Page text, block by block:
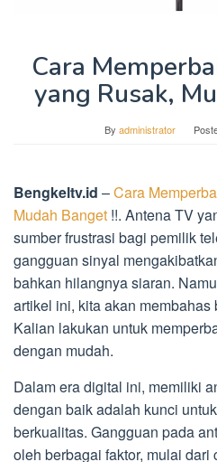
Cara
yang Rusak,
By administrator
Bengkeltv.id –Cara
Mudah Banget !!. Antena TV
sumber frustrasi bagi pemilik
gangguan sinyal
bahkan hilangnya siaran.
artikel ini, kita akan
Kalian lakukan untuk
dengan mudah.
Dalam era digital ini, memiliki
dengan baik adalah kunci
berkualitas. Gangguan pada
oleh berbagai faktor, mulai dari